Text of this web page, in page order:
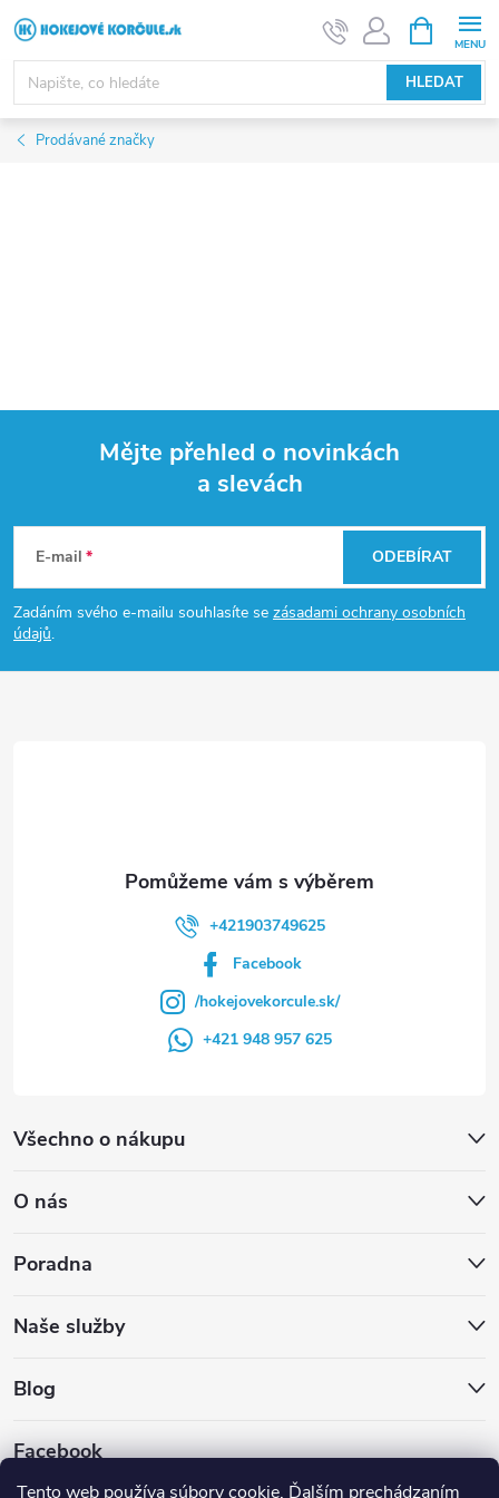
Tento web používa súbory cookie. Ďalším prechádzaním
Přejít
na
obsah
HLEDAT
NÁKUPNÍ
KOŠÍK
Prodávané značky
p
a
Mějte přehled o novinkách
a slevách
E-mail
Zadáním svého e-mailu souhlasíte se zásadami ochrany osobních
údajů.
ODEBÍRAT
Všechno o nákupu
O nás
Poradna
Naše služby
Blog
Facebook
+421903749625
Facebook
/hokejovekorcule.sk/
+421 948 957 625